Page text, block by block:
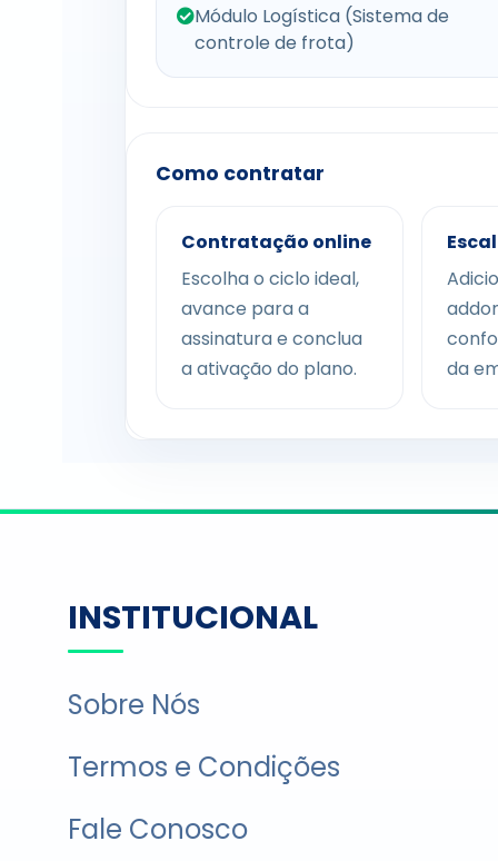
Módulo Logística (Sistema de
controle de frota)
Como contratar
Contratação online
Escolha o ciclo ideal,
avance para a
assinatura e conclua
a ativação do plano.
da
INSTITUCIONAL
Sobre Nós
Termos e Condições
Fale Conosco